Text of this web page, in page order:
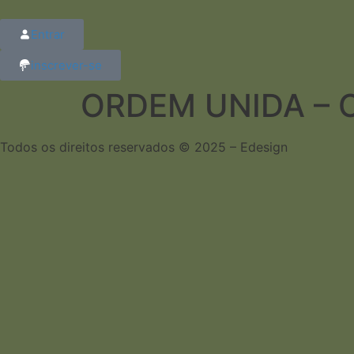
Entrar
inscrever-se
ORDEM UNIDA –
Todos os direitos reservados © 2025 – Edesign